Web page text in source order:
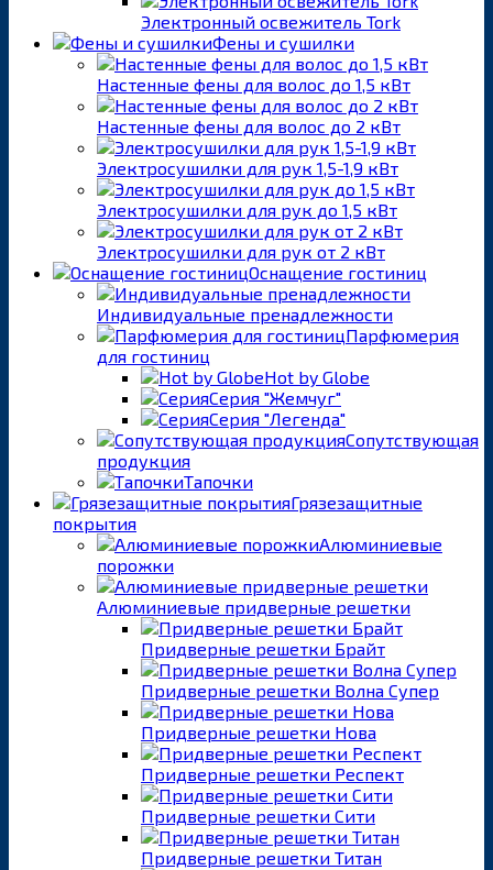
Электронный освежитель Tork
Фены и сушилки
Настенные фены для волос до 1,5 кВт
Настенные фены для волос до 2 кВт
Электросушилки для рук 1,5-1,9 кВт
Электросушилки для рук до 1,5 кВт
Электросушилки для рук от 2 кВт
Оснащение гостиниц
Индивидуальные пренадлежности
Парфюмерия
для гостиниц
Hot by Globe
Серия "Жемчуг"
Серия "Легенда"
Сопутствующая
продукция
Тапочки
Грязезащитные
покрытия
Алюминиевые
порожки
Алюминиевые придверные решетки
Придверные решетки Брайт
Придверные решетки Волна Супер
Придверные решетки Нова
Придверные решетки Респект
Придверные решетки Сити
Придверные решетки Титан